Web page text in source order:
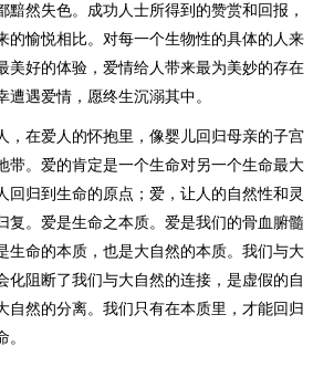
黯然失色。成功人士所得到的赞赏和回报，
的愉悦相比。对每一个生物性的具体的人来
美好的体验，爱情给人带来最为美妙的存在
遇爱情，愿终生沉溺其中。
，在爱人的怀抱里，像婴儿回归母亲的子宫
。爱的肯定是一个生命对另一个生命最大
回归到生命的原点；爱，让人的自然性和灵
复。爱是生命之本质。爱是我们的骨血腑髓
生命的本质，也是大自然的本质。我们与大
化阻断了我们与大自然的连接，是虚假的自
自然的分离。我们只有在本质里，才能回归